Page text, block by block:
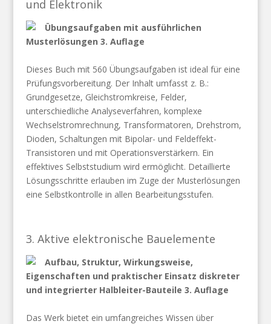
und Elektronik
Übungsaufgaben mit ausführlichen
Musterlösungen 3. Auflage
Dieses Buch mit 560 Übungsaufgaben ist ideal für eine
Prüfungsvorbereitung. Der Inhalt umfasst z. B.:
Grundgesetze, Gleichstromkreise, Felder,
unterschiedliche Analyseverfahren, komplexe
Wechselstromrechnung, Transformatoren, Drehstrom,
Dioden, Schaltungen mit Bipolar- und Feldeffekt-
Transistoren und mit Operationsverstärkern. Ein
effektives Selbststudium wird ermöglicht. Detaillierte
Lösungsschritte erlauben im Zuge der Musterlösungen
eine Selbstkontrolle in allen Bearbeitungsstufen.
3. Aktive elektronische Bauelemente
Aufbau, Struktur, Wirkungsweise,
Eigenschaften und praktischer Einsatz diskreter
und integrierter Halbleiter-Bauteile 3. Auflage
Das Werk bietet ein umfangreiches Wissen über